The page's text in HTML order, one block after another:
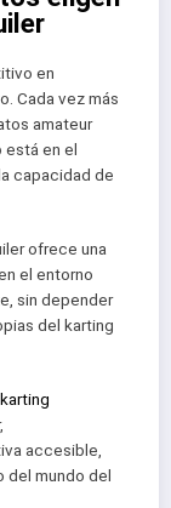
en
Cada vez más
amateur
está en el
capacidad de
ofrece una
el entorno
sin depender
del karting
accesible,
del mundo del